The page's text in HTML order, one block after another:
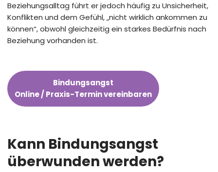
Beziehungsalltag führt er jedoch häufig zu Unsicherheit,
Konflikten und dem Gefühl, „nicht wirklich ankommen zu
können“, obwohl gleichzeitig ein starkes Bedürfnis nach
Beziehung vorhanden ist.
Bindungsangst
Online / Praxis-Termin vereinbaren
Kann Bindungsangst
überwunden werden?